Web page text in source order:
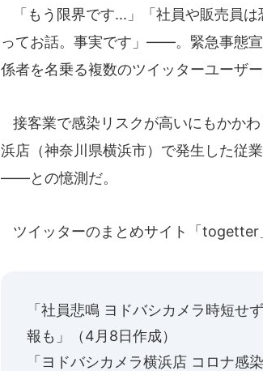
「もう限界です...」「社員や販売員
ってお話。事実です」――。緊急事態
係者を名乗る複数のツイッターユーザ
接客業で感染リスクが高いにもかか
浜店（神奈川県横浜市）で発生した従
――との憶測だ。
ツイッターのまとめサイト「togetter
「社員悲鳴 ヨドバシカメラ時短せ
報も」（4月8日作成）
「ヨドバシカメラ横浜店 コロナ感